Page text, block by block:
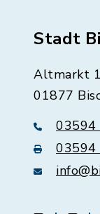
Stadt
Altmarkt 1
01877
03594
03594